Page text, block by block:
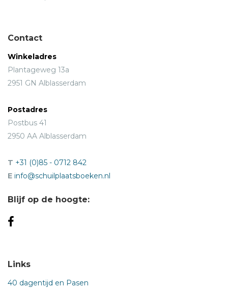
Contact
Winkeladres
Plantageweg 13a
2951 GN Alblasserdam
Postadres
Postbus 41
2950 AA Alblasserdam
T +31 (0)85 - 0712 842
E info@schuilplaatsboeken.nl
Blijf op de hoogte:
Links
40 dagentijd en Pasen